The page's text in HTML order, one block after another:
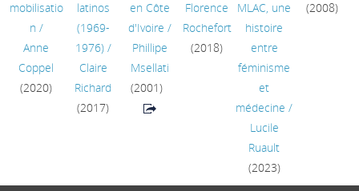
mobilisatio
n /
Anne
Coppel
(2020)
latinos
(1969-
1976)/
Claire
Richard
(2017)
en Côte
d'Ivoire /
Phillipe
Msellati
(2001)
Florence
Rochefort
(2018)
MLAC, une
histoire
entre
féminisme
et
médecine /
Lucile
Ruault
(2023)
(2008)